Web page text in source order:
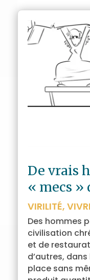
De vrais
« mecs »
VIRILITÉ,
Des hommes
civilisation
et de
d’autres,
place sans